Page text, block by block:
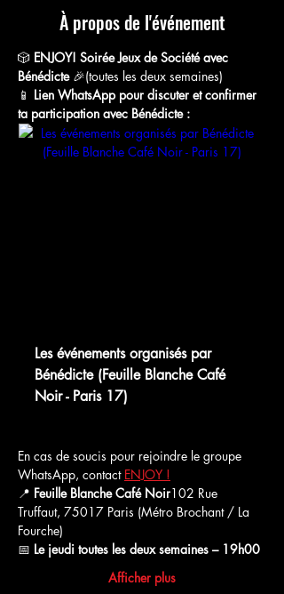
À propos de l'événement
🎲 ENJOY! Soirée Jeux de Société avec
Bénédicte 🎉(toutes les deux semaines)
📱 Lien WhatsApp pour discuter et confirmer
ta participation avec Bénédicte :
Les événements organisés par
Bénédicte (Feuille Blanche Café
Noir - Paris 17)
En cas de soucis pour rejoindre le groupe
WhatsApp, contact ENJOY !
📍 Feuille Blanche Café Noir102 Rue
Truffaut, 75017 Paris (Métro Brochant / La
Fourche)
📅 Le jeudi toutes les deux semaines – 19h00
Afficher plus